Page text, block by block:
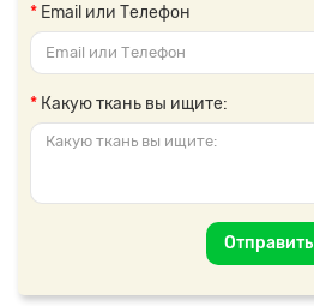
Email или Телефон
Какую ткань вы ищите:
Отправить